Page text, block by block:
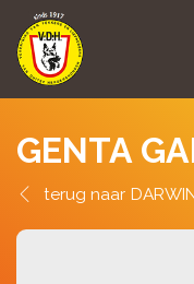
GENTA